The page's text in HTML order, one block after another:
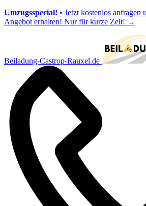
Umzugsspecial! • Jetzt kostenlos
Angebot erhalten! Nur für kurze Zeit! →
Beiladung-Castrop-Rauxel.de